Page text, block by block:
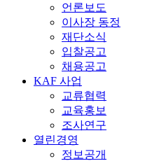
언론보도
이사장 동정
재단소식
입찰공고
채용공고
KAF 사업
교류협력
교육홍보
조사연구
열린경영
정보공개